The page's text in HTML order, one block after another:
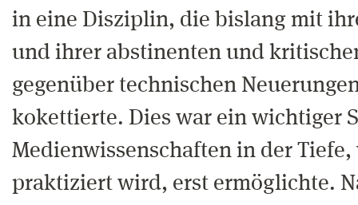
in eine Disziplin, die bislang mit
und ihrer abstinenten und
gegenüber technischen
kokettierte. Dies war ein wichtiger
Medienwissenschaften in der Tiefe,
praktiziert wird, erst ermöglichte.